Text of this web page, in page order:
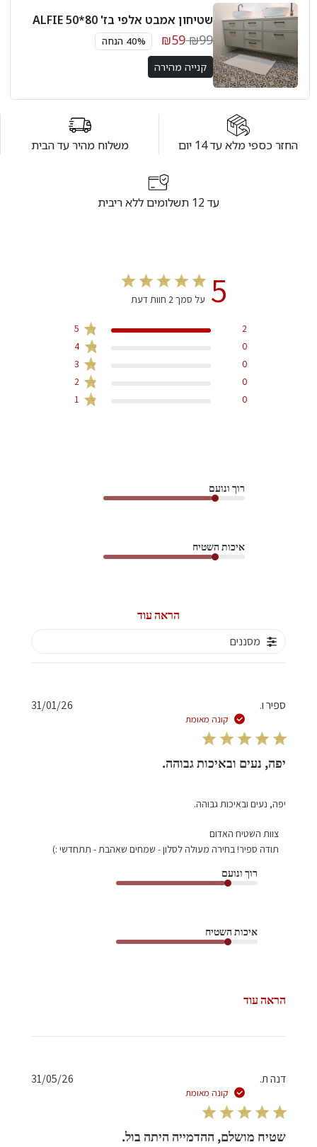
שטיחון אמבט אלפי בז' 80*50 ALFIE
₪99
₪59 40% הנחה
קנייה מהירה
החזר כספי מלא עד 14 יום משלוח מהיר עד הבית
עד 12 תשלומים ללא ריבית
5 על סמך 2 חוות דעת
5
2
4
0
3
0
2
0
1
0
רוך ונועם
איכות השטיח
הראה עוד
מסננים
ספיר ו.
קונה מאומת
יפה, נעים ובאיכות גבוהה.
יפה, נעים ובאיכות גבוהה.
הערות
של
Sun
צוות השטיח האדום
תודה ספיר! בחירה מעולה לסלון - שמחים שאהבת - תתחדשי :)
רוך ונועם
איכות השטיח
הראה עוד
31/01/26
דנה ת.
קונה מאומת
שטיח מושלם, ההדמייה היתה בול.
31/05/26